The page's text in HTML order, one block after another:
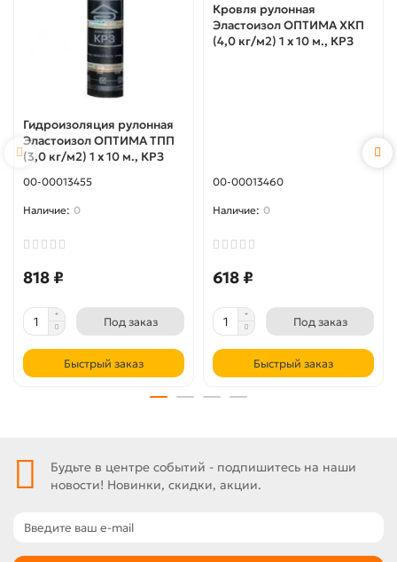
Гидроизоляция рулонная
Эластоизол ОПТИМА ТПП
(3,0 кг/м2) 1 х 10 м., КРЗ
00-00013455
0
818 ₽
Под заказ
Быстрый заказ
Кровля рулонная
Эластоизол ОПТИМА ХКП
(4,0 кг/м2) 1 х 10 м., КРЗ
00-00013460
0
618 ₽
Под заказ
Быстрый заказ
Будьте в центре событий - подпишитесь на наши
новости! Новинки, скидки, акции.